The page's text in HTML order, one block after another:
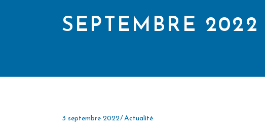
SEPTEMBRE 2022
3 septembre 2022 Actualité